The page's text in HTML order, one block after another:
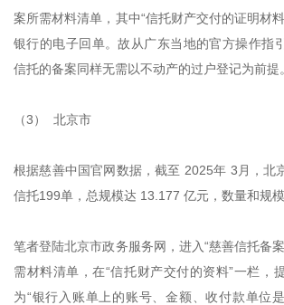
案所需材料清单，其中“信托财产交付的证明材
银行的电子回单。故从广东当地的官方操作指
信托的备案同样无需以不动产的过户登记为前提。
（3） 北京市
根据慈善中国官网数据，截至 2025年 3月，北
信托199单，总规模达 13.177 亿元，数量和规模
笔者登陆北京市政务服务网，进入“慈善信托备
需材料清单，在“信托财产交付的资料”一栏，
为“银行入账单上的账号、金额、收付款单位